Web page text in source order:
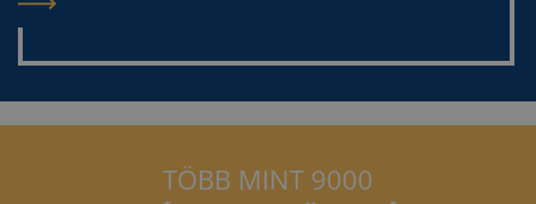
TÖBB MINT 9000